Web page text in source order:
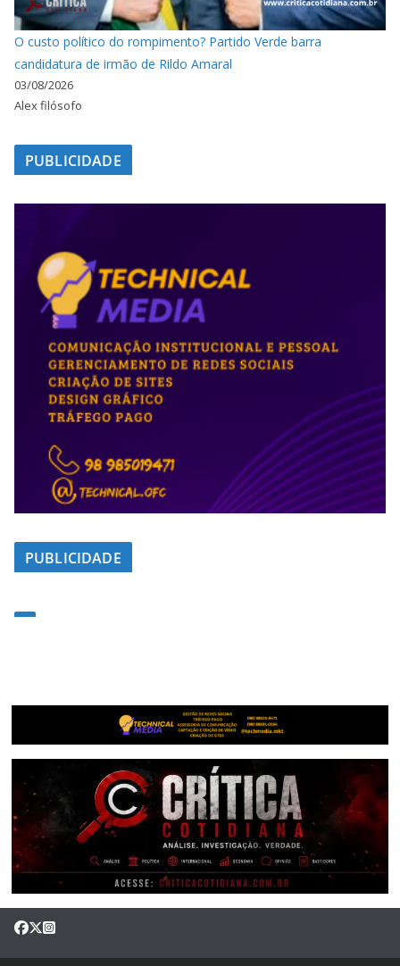
O custo político do rompimento? Partido Verde barra
candidatura de irmão de Rildo Amaral
03/08/2026
Alex filósofo
PUBLICIDADE
PUBLICIDADE